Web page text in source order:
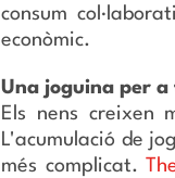
consum
econòmic.
Una joguina per
Els nens creixen
L'acumulació de
més complicat.